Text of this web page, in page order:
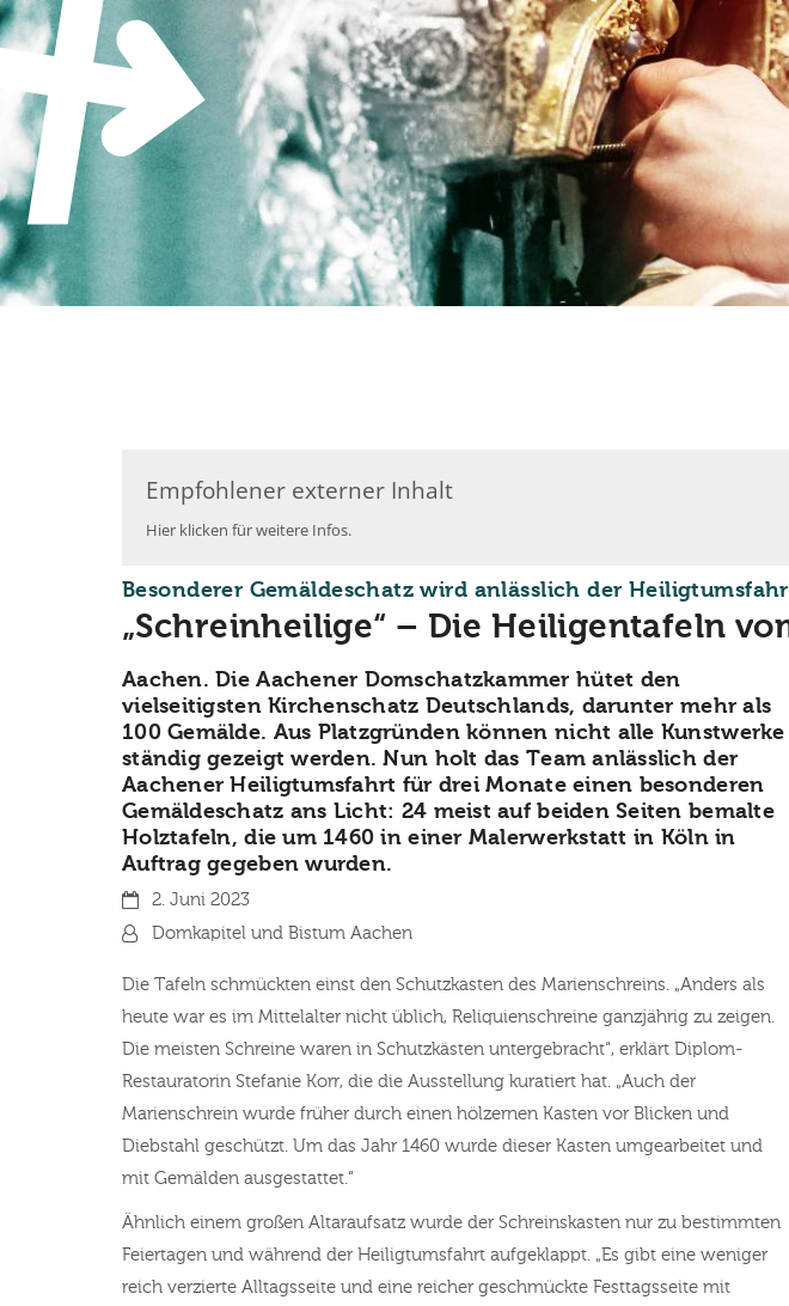
Zum Inhalt springen
Empfohlener externer Inhalt
Hier klicken für weitere Infos.
Besonderer Gemäldeschatz wird anlässlich der
„Schreinheilige“ – Die Heiligentafeln
Aachen. Die Aachener Domschatzkammer hütet den
vielseitigsten Kirchenschatz Deutschlands, darunter mehr als
100 Gemälde. Aus Platzgründen können nicht alle Kunstwerke
ständig gezeigt werden. Nun holt das Team anlässlich der
Aachener Heiligtumsfahrt für drei Monate einen besonderen
Gemäldeschatz ans Licht: 24 meist auf beiden Seiten bemalte
Holztafeln, die um 1460 in einer Malerwerkstatt in Köln in
Auftrag gegeben wurden.
Datum:2. Juni 2023
Von:Domkapitel und Bistum Aachen
Die Tafeln schmückten einst den Schutzkasten des Marienschreins. „Anders als
heute war es im Mittelalter nicht üblich, Reliquienschreine ganzjährig zu zeigen.
Die meisten Schreine waren in Schutzkästen untergebracht“, erklärt Diplom-
Restauratorin Stefanie Korr, die die Ausstellung kuratiert hat. „Auch der
Marienschrein wurde früher durch einen hölzernen Kasten vor Blicken und
Diebstahl geschützt. Um das Jahr 1460 wurde dieser Kasten umgearbeitet und
mit Gemälden ausgestattet.“
Ähnlich einem großen Altaraufsatz wurde der Schreinskasten nur zu bestimmten
Feiertagen und während der Heiligtumsfahrt aufgeklappt. „Es gibt eine weniger
reich verzierte Alltagsseite und eine reicher geschmückte Festtagsseite mit